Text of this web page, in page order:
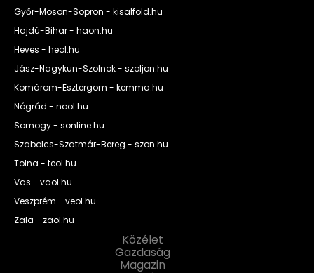
Győr-Moson-Sopron - kisalfold.hu
Hajdú-Bihar - haon.hu
Heves - heol.hu
Jász-Nagykun-Szolnok - szoljon.hu
Komárom-Esztergom - kemma.hu
Nógrád - nool.hu
Somogy - sonline.hu
Szabolcs-Szatmár-Bereg - szon.hu
Tolna - teol.hu
Vas - vaol.hu
Veszprém - veol.hu
Zala - zaol.hu
Közélet
Gazdaság
Magazin